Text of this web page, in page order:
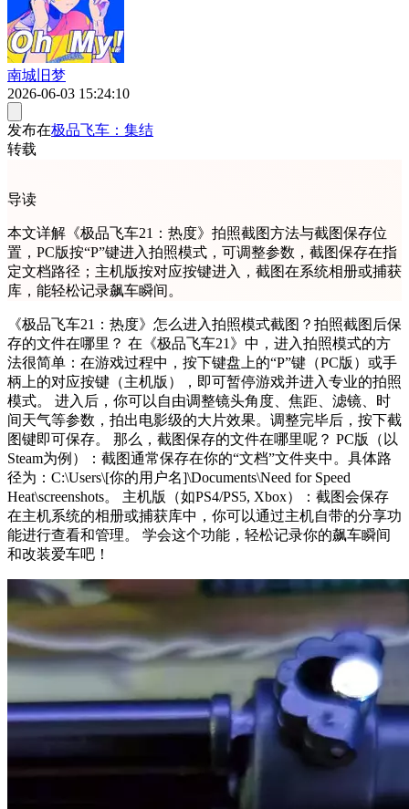
南城旧梦
2026-06-03 15:24:10
发布在极品飞车：集结
转载
导读
本文详解《极品飞车21：热度》拍照截图方法与截图保存位
置，PC版按“P”键进入拍照模式，可调整参数，截图保存在指
定文档路径；主机版按对应按键进入，截图在系统相册或捕获
库，能轻松记录飙车瞬间。
《极品飞车21：热度》怎么进入拍照模式截图？拍照截图后保
存的文件在哪里？ 在《极品飞车21》中，进入拍照模式的方
法很简单：在游戏过程中，按下键盘上的“P”键（PC版）或手
柄上的对应按键（主机版），即可暂停游戏并进入专业的拍照
模式。 进入后，你可以自由调整镜头角度、焦距、滤镜、时
间天气等参数，拍出电影级的大片效果。调整完毕后，按下截
图键即可保存。 那么，截图保存的文件在哪里呢？ PC版（以
Steam为例）：截图通常保存在你的“文档”文件夹中。具体路
径为：C:\Users\[你的用户名]\Documents\Need for Speed
Heat\screenshots。 主机版（如PS4/PS5, Xbox）：截图会保存
在主机系统的相册或捕获库中，你可以通过主机自带的分享功
能进行查看和管理。 学会这个功能，轻松记录你的飙车瞬间
和改装爱车吧！